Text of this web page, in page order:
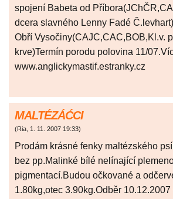
spojení Babeta od
dcera slavného Lenny Fadé
Obří Vysočiny(CAJC,CAC,BOB,Kl.v.
krve)Termín porodu polovina 11/
www.anglickymastif.estranky.cz
MALTÉZÁĆCI
(Ria, 1. 11. 2007 19:33)
Prodám krásné fenky maltézského
bez pp.Malinké bílé nelínající
pigmentací.Budou očkované a
1.80kg,otec 3.90kg.Odběr